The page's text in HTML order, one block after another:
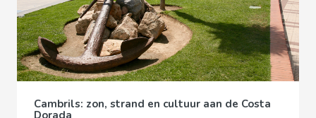
Cambrils: zon, strand en cultuur aan de Costa
Dorada